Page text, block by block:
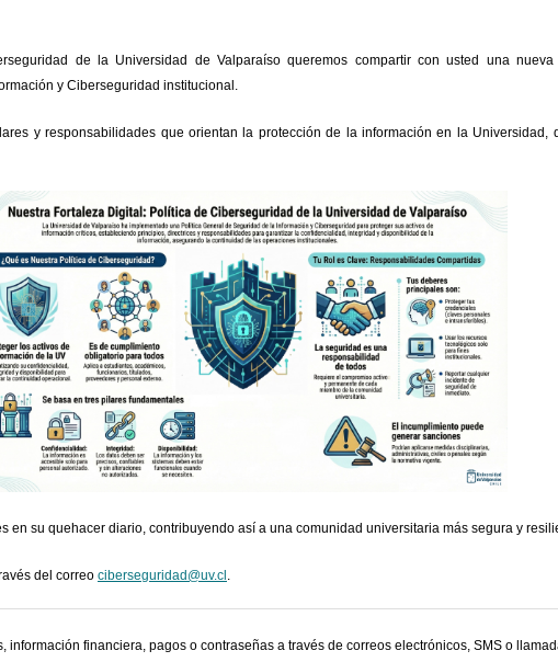
de la Universidad de Valparaíso queremos compartir con usted una
y Ciberseguridad institucional.
y responsabilidades que orientan la protección de la información en la
en su quehacer diario, contribuyendo así a una comunidad universitaria más segura y
del correo ciberseguridad@uv.cl .
financiera, pagos o contraseñas a través de correos electrónicos, SMS o